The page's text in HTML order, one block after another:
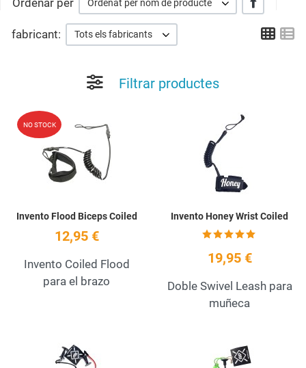
Ordenar per Ordenat per nom de producte +/-
fabricant: Tots els fabricants Grid
Filtrar productes
NO STOCK
Invento Flood Biceps Coiled
12,95 €
Invento Coiled Flood
para el brazo
Invento Honey Wrist Coiled
19,95 €
Doble Swivel Leash para
muñeca